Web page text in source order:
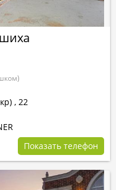
, 22
Показать телефон